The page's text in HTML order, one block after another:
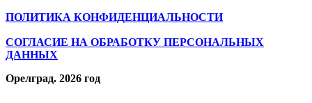
ПОЛИТИКА КОНФИДЕНЦИАЛЬНОСТИ
СОГЛАСИЕ НА ОБРАБОТКУ ПЕРСОНАЛЬНЫХ
ДАННЫХ
Орелград. 2026 год